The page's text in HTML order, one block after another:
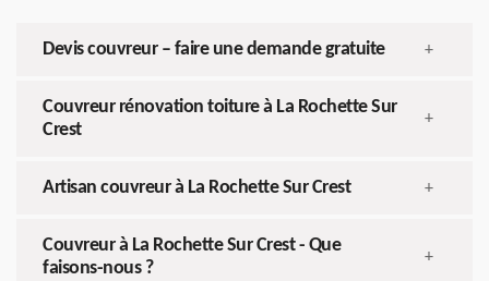
Devis couvreur – faire une demande gratuite +
Couvreur rénovation toiture à La Rochette Sur
Crest
+
Artisan couvreur à La Rochette Sur Crest +
Couvreur à La Rochette Sur Crest - Que
faisons-nous ?
+